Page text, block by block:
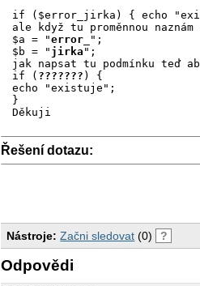
if ($error_jirka) { echo
ale když tu proměnnou
$a = "error_
";
$b = " jirka ";
jak napsat tu podmínku teď
if ( ??????? ) {
echo "existuje";
}
Děkuji
Řešení dotazu:
Nástroje: Začni sledovat (0) ?
Odpovědi